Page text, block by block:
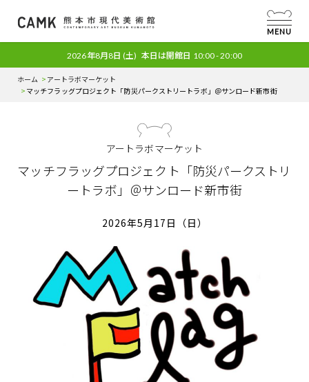
MENU
2026年8月8日 (土) 本日は開館日 10:00 - 20:00
ホーム
アートラボマーケット
マッチフラッグプロジェクト「防災パークストリートラボ」＠サンロード新市街
アートラボマーケット
マッチフラッグプロジェクト「防災パークストリ
ートラボ」＠サンロード新市街
2026年5月17日（日）